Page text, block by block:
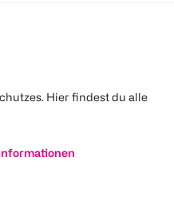
Hier findest du alle